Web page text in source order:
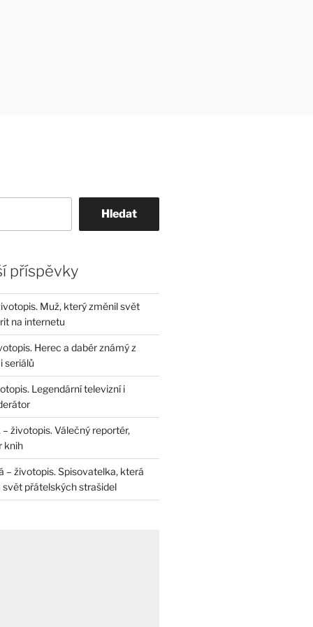
Hledat
příspěvky
Muž, který změnil svět
na internetu
Herec a dabér známý z
seriálů
Legendární televizní i
životopis. Válečný reportér,
knih
– životopis. Spisovatelka, která
přátelských strašidel